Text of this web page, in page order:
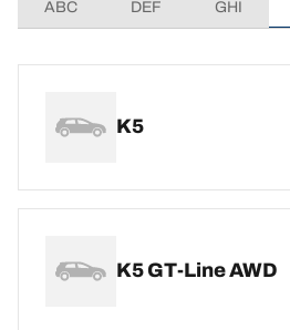
ABC DEF GHI
K5
K5 GT-Line AWD